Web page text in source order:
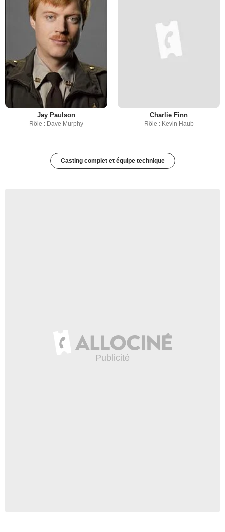
Jay Paulson
Rôle : Dave Murphy
Charlie Finn
Rôle : Kevin Haub
Casting complet et équipe technique